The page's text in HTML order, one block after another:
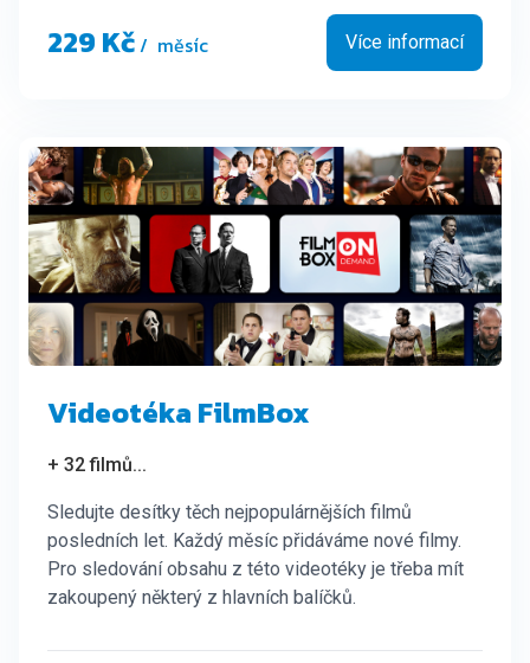
229 Kč/ měsíc Více informací
Videotéka FilmBox
+ 32 filmů...
Sledujte desítky těch nejpopulárnějších filmů
posledních let. Každý měsíc přidáváme nové filmy.
Pro sledování obsahu z této videotéky je třeba mít
zakoupený některý z hlavních balíčků.